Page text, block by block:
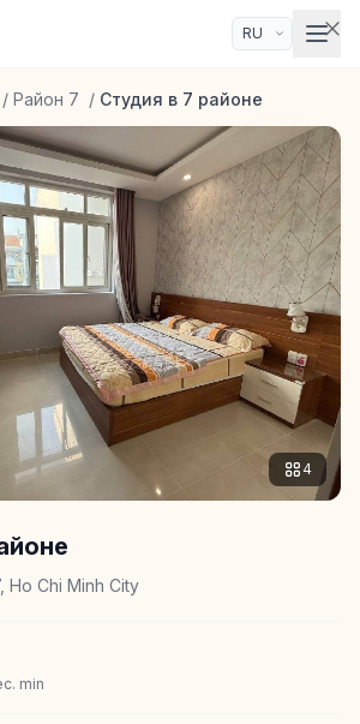
/ Район 7 / Студия в 7 районе
4
Ho Chi Minh City
min